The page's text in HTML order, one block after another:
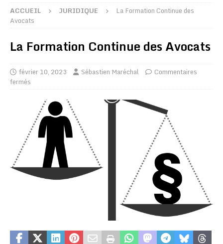
ACCUEIL JURIDIQUE
La Formation Continue des
Avocats
La Formation Continue des Avocats
février 10, 2023 Sébastien Maréchal
Commentaires
fermés